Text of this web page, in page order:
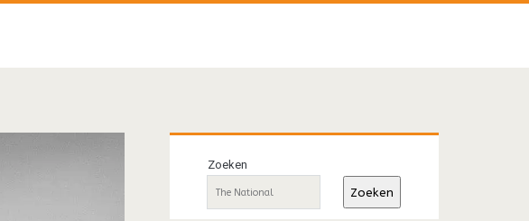
Primaire
sidebar
Zoeken
Zoeken